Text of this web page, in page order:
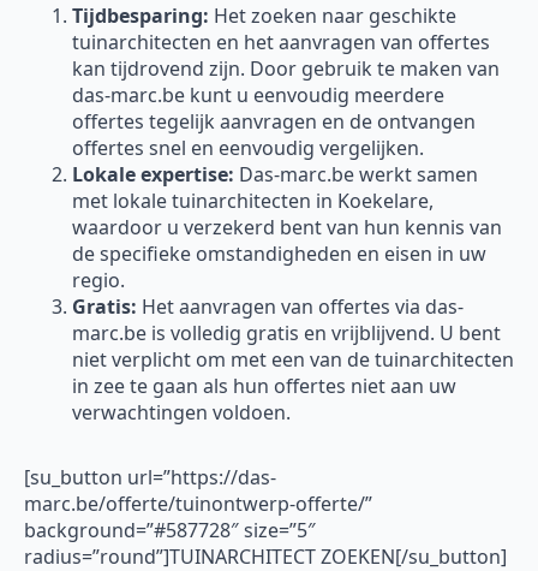
Tijdbesparing: Het zoeken naar geschikte
tuinarchitecten en het aanvragen van offertes
kan tijdrovend zijn. Door gebruik te maken van
das-marc.be kunt u eenvoudig meerdere
offertes tegelijk aanvragen en de ontvangen
offertes snel en eenvoudig vergelijken.
Lokale expertise: Das-marc.be werkt samen
met lokale tuinarchitecten in Koekelare,
waardoor u verzekerd bent van hun kennis van
de specifieke omstandigheden en eisen in uw
regio.
Gratis: Het aanvragen van offertes via das-
marc.be is volledig gratis en vrijblijvend. U bent
niet verplicht om met een van de tuinarchitecten
in zee te gaan als hun offertes niet aan uw
verwachtingen voldoen.
[su_button url=”https://das-
marc.be/offerte/tuinontwerp-offerte/”
background=”#587728″ size=”5″
radius=”round”]TUINARCHITECT ZOEKEN[/su_button]